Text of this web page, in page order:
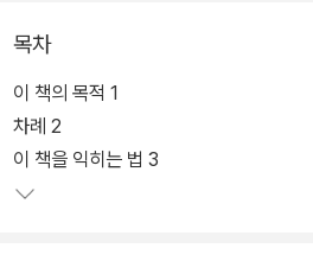
목차
이 책의 목적 1
차례 2
이 책을 익히는 법 3